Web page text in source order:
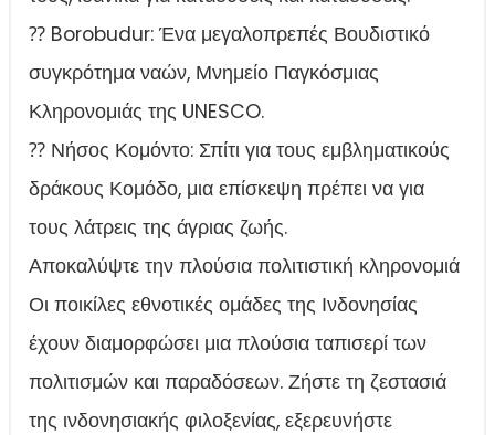
⁇ Borobudur: Ένα μεγαλοπρεπές Βουδιστικό
συγκρότημα ναών, Μνημείο Παγκόσμιας
Κληρονομιάς της UNESCO.
⁇ Νήσος Κομόντο: Σπίτι για τους εμβληματικούς
δράκους Κομόδο, μια επίσκεψη πρέπει να για
τους λάτρεις της άγριας ζωής.
Αποκαλύψτε την πλούσια πολιτιστική κληρονομιά
Οι ποικίλες εθνοτικές ομάδες της Ινδονησίας
έχουν διαμορφώσει μια πλούσια ταπισερί των
πολιτισμών και παραδόσεων. Ζήστε τη ζεστασιά
της ινδονησιακής φιλοξενίας, εξερευνήστε